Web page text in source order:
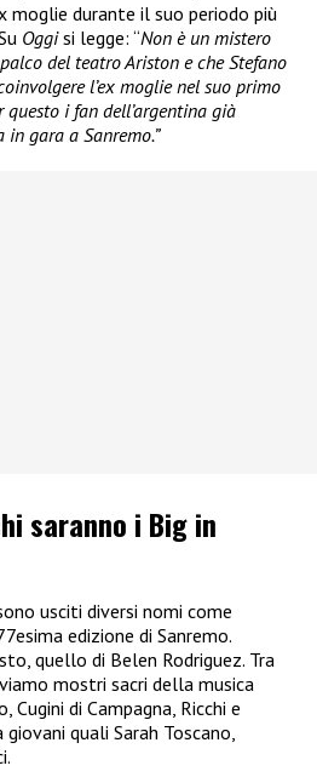
moglie durante il suo periodo più
Oggisi legge: “Non è un mistero
del teatro Ariston e che Stefano
l’ex moglie nel suo primo
i fan dell’argentina già
gara a Sanremo.”
saranno i Big in
usciti diversi nomi come
edizione di Sanremo.
quello di Belen Rodriguez. Tra
mostri sacri della musica
di Campagna, Ricchi e
giovani quali Sarah Toscano,